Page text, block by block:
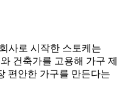
사로 시작한 스토케는
건축가를 고용해 가구 제
편안한 가구를 만든다는